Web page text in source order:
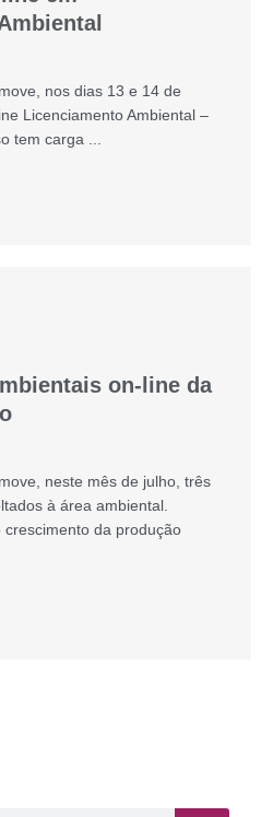
nos dias 13 e 14 de
Licenciamento Ambiental –
tem carga ...
on-line da
neste mês de julho, três
à área ambiental.
da produção